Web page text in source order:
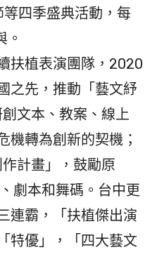
四季盛典活動，每
。
扶植表演團隊，2020
之先，推動「藝文紓
文本、教案、線上
機轉為創新的契機；
計畫」，鼓勵原
劇本和舞碼。台中更
連霸，「扶植傑出演
特優」，「四大藝文